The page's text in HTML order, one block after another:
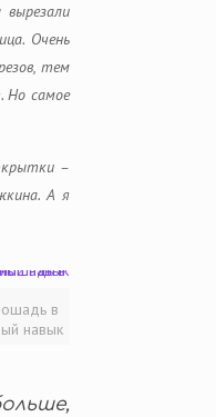
Очень
тем
Но самое
–
А я
в
навык